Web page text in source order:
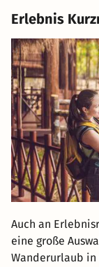
Erlebnis
Auch an
eine große
Wanderurlaub in